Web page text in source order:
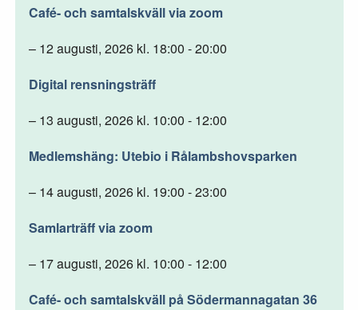
Café- och samtalskväll via zoom
– 12 augusti, 2026 kl. 18:00 - 20:00
Digital rensningsträff
– 13 augusti, 2026 kl. 10:00 - 12:00
Medlemshäng: Utebio i Rålambshovsparken
– 14 augusti, 2026 kl. 19:00 - 23:00
Samlarträff via zoom
– 17 augusti, 2026 kl. 10:00 - 12:00
Café- och samtalskväll på Södermannagatan 36